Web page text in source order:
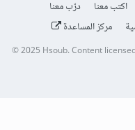
اكتب معنا
درّب معنا
مركز المساعدة
© 2025 Hsoub.Content